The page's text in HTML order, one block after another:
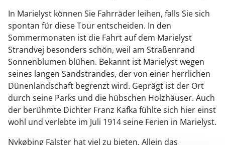
In Marielyst können Sie Fahrräder leihen, falls Sie sich
spontan für diese Tour entscheiden. In den
Sommermonaten ist die Fahrt auf dem Marielyst
Strandvej besonders schön, weil am Straßenrand
Sonnenblumen blühen. Bekannt ist Marielyst wegen
seines langen Sandstrandes, der von einer herrlichen
Dünenlandschaft begrenzt wird. Geprägt ist der Ort
durch seine Parks und die hübschen Holzhäuser. Auch
der berühmte Dichter Franz Kafka fühlte sich hier einst
wohl und verlebte im Juli 1914 seine Ferien in Marielyst.
Nykøbing Falster hat viel zu bieten. Allein das